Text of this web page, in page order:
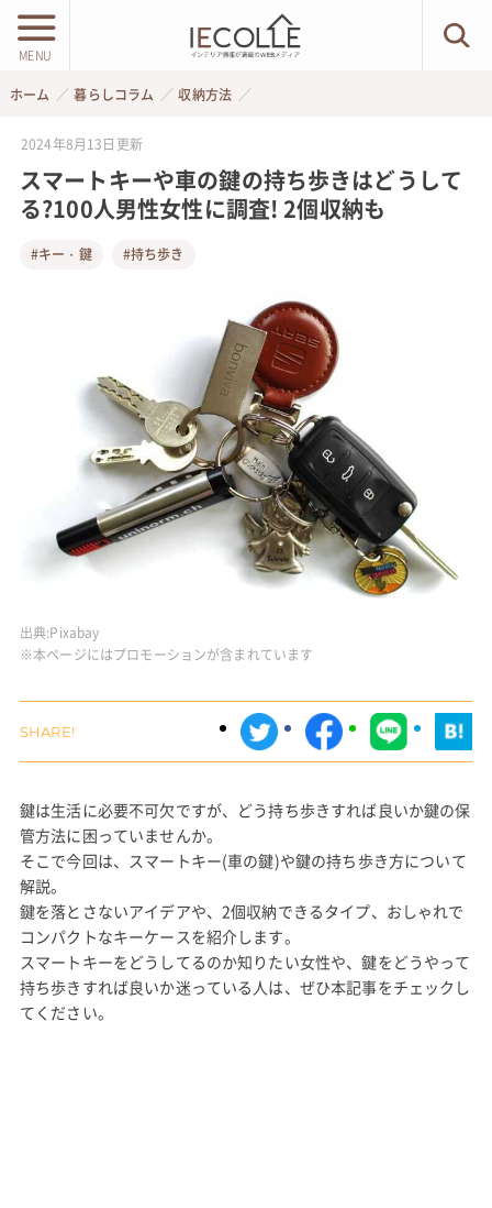
MENU
ホーム 暮らしコラム 収納方法
2024年8月13日 更新
スマートキーや車の鍵の持ち歩きはどうして
る?100人男性女性に調査! 2個収納も
#キー・鍵 #持ち歩き
出典:Pixabay
※本ページにはプロモーションが含まれています
鍵は生活に必要不可欠ですが、どう持ち歩きすれば良いか鍵の保
管方法に困っていませんか。
そこで今回は、スマートキー(車の鍵)や鍵の持ち歩き方について
解説。
鍵を落とさないアイデアや、2個収納できるタイプ、おしゃれで
コンパクトなキーケースを紹介します。
スマートキーをどうしてるのか知りたい女性や、鍵をどうやって
持ち歩きすれば良いか迷っている人は、ぜひ本記事をチェックし
てください。